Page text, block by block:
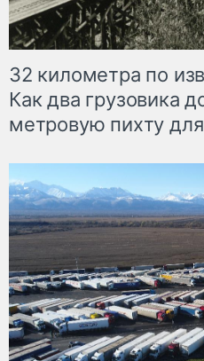
32 километра по
Как два грузовика
метровую пихту